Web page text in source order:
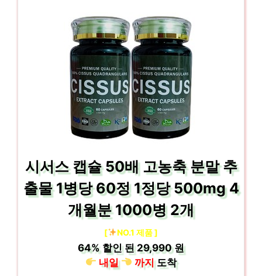
시서스 캡슐 50배 고농축 분말 추
출물 1병당 60정 1정당 500mg 4
개월분 1000병 2개
[ NO.1 제품 ]
64% 할인 된29,990 원
내일
까지도착